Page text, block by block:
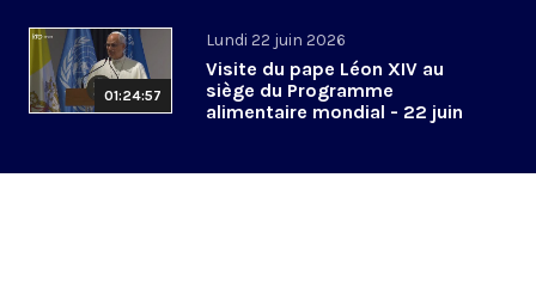
01:24:57
Lundi 22 juin 2026
Visite du pape Léon XIV au
siège du Programme
alimentaire mondial - 22 juin